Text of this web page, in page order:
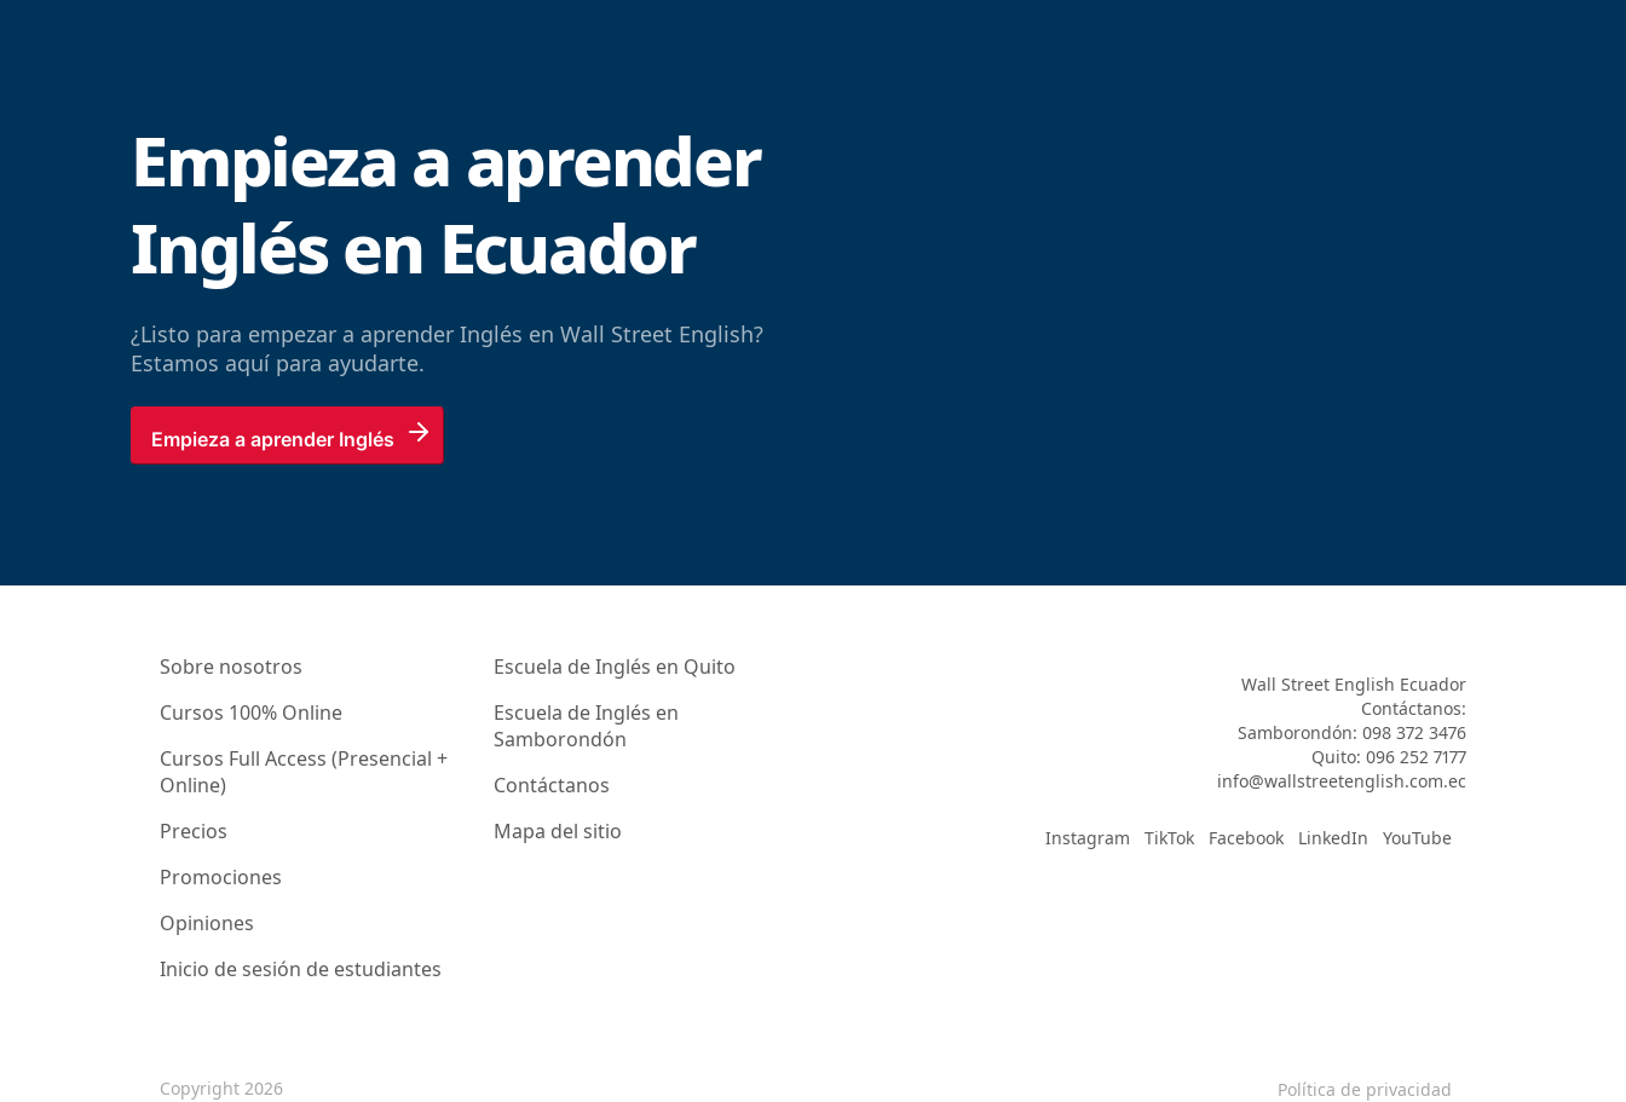
Empieza a aprender
Inglés en Ecuador
¿Listo para empezar a aprender Inglés en Wall Street English?
Estamos aquí para ayudarte.
Empieza a aprender Inglés
Sobre nosotros
Cursos 100% Online
Cursos Full Access (Presencial +
Online)
Precios
Promociones
Opiniones
Inicio de sesión de estudiantes
Escuela de Inglés en Quito
Escuela de Inglés en
Samborondón
Contáctanos
Mapa del sitio
Wall Street English Ecuador
Contáctanos:
Samborondón: 098 372 3476
Quito: 096 252 7177
info@wallstreetenglish.com.ec
Instagram TikTok Facebook LinkedIn YouTube
Copyright 2026 Política de privacidad